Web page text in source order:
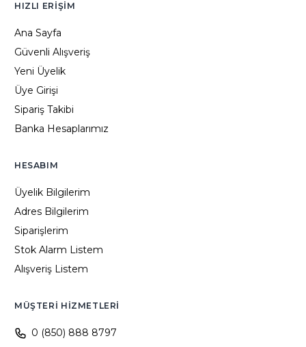
HIZLI ERIŞIM
Ana Sayfa
Güvenli Alışveriş
Yeni Üyelik
Üye Girişi
Sipariş Takibi
Banka Hesaplarımız
HESABIM
Üyelik Bilgilerim
Adres Bilgilerim
Siparişlerim
Stok Alarm Listem
Alışveriş Listem
MÜŞTERI HIZMETLERI
0 (850) 888 8797